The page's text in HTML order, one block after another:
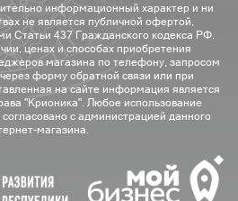
информационный характер и ни
не является публичной офертой,
Статьи 437 Гражданского кодекса РФ.
ценах и способах приобретения
магазина по телефону, запросом
форму обратной связи или при
на сайте информация является
"Крионика". Любое использование
с администрацией данного
магазина.